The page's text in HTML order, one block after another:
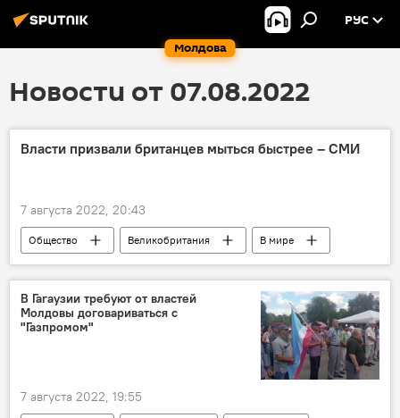
Молдова
РУС
Новости от 07.08.2022
Власти призвали британцев мыться быстрее – СМИ
7 августа 2022, 20:43
Общество Великобритания В мире
В Гагаузии требуют от властей
Молдовы договариваться с
"Газпромом"
7 августа 2022, 19:55